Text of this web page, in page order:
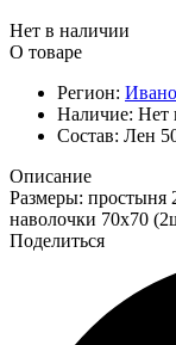
Нет в наличии
О товаре
Регион:
Наличие: Нет
Состав: Лен
Описание
Размеры: простыня
наволочки 70х70
Поделиться